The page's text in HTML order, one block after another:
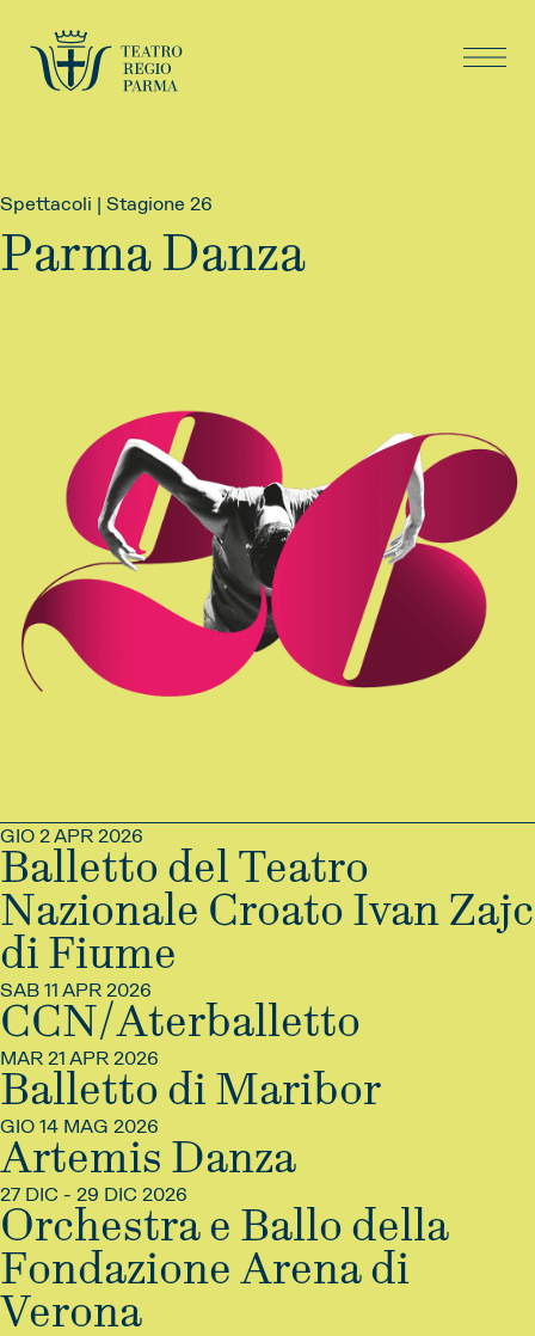
Spettacoli | Stagione 26
Parma Danza
GIO 2 APR 2026
Balletto del Teatro
Nazionale Croato Ivan Zajc
di Fiume
INFO
SAB 11 APR 2026
CCN/Aterballetto
INFO TICKET
MAR 21 APR 2026
Balletto di Maribor
INFO
GIO 14 MAG 2026
Artemis Danza
INFO TICKET
27 DIC - 29 DIC 2026
Orchestra e Ballo della
Fondazione Arena di
Verona